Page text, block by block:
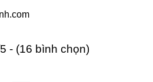
- (16 bình chọn)